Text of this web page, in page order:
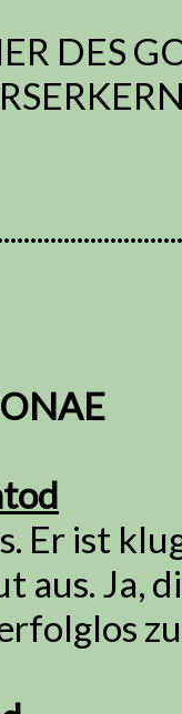
DES
Er ist
aus. Ja,